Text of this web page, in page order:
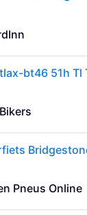
Pneus Online